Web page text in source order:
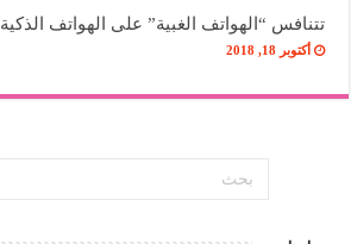
تتنافس “الهواتف الغبية” على الهواتف الذكية
أكتوبر 18, 2018